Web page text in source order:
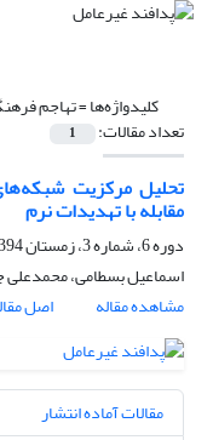
کلیدواژه‌ها =تهاجم
تعداد مقالات: 1
تحلیل مرکزیت
مقابله با تهدیدات نرم
دوره 6، شماره 3، زمستان 1394
اسماعیل بسطامی، محمدعلی
مشاهده مقاله
اصل
مقالات آماده انتشار